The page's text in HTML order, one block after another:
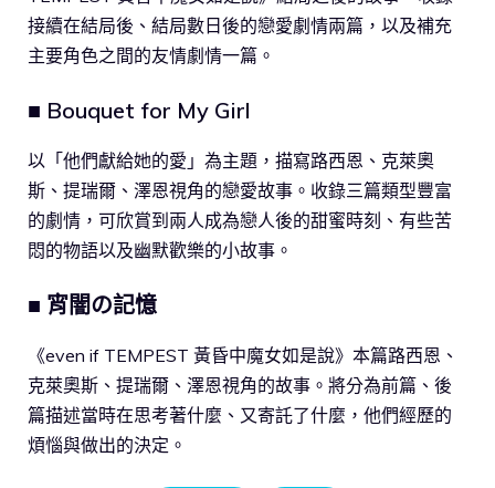
接續在結局後、結局數日後的戀愛劇情兩篇，以及補充
主要角色之間的友情劇情一篇。
■ Bouquet for My Girl
以「他們獻給她的愛」為主題，描寫路西恩、克萊奧
斯、提瑞爾、澤恩視角的戀愛故事。收錄三篇類型豐富
的劇情，可欣賞到兩人成為戀人後的甜蜜時刻、有些苦
悶的物語以及幽默歡樂的小故事。
■ 宵闇の記憶
《even if TEMPEST 黃昏中魔女如是說》本篇路西恩、
克萊奧斯、提瑞爾、澤恩視角的故事。將分為前篇、後
篇描述當時在思考著什麼、又寄託了什麼，他們經歷的
煩惱與做出的決定。